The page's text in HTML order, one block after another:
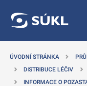
ÚVODNÍ STRÁNKA
DISTRIBUCE LÉČIV
INFORMACE O